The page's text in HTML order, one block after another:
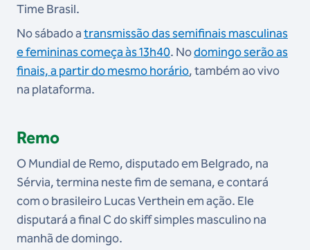
Time Brasil.
No sábado atransmissão das semifinais masculinas
e femininas começa às 13h40. Nodomingo serão as
finais, a partir do mesmo horário, também ao vivo
na plataforma.
Remo
O Mundial de Remo, disputado em Belgrado, na
Sérvia, termina neste fim de semana, e contará
com o brasileiro Lucas Verthein em ação. Ele
disputará a final C do skiff simples masculino na
manhã de domingo.